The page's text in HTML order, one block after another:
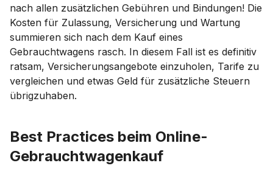
nach allen zusätzlichen Gebühren und Bindungen! Die
Kosten für Zulassung, Versicherung und Wartung
summieren sich nach dem Kauf eines
Gebrauchtwagens rasch. In diesem Fall ist es definitiv
ratsam, Versicherungsangebote einzuholen, Tarife zu
vergleichen und etwas Geld für zusätzliche Steuern
übrigzuhaben.
Best Practices beim Online-
Gebrauchtwagenkauf